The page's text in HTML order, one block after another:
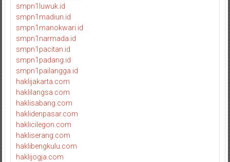
smpn1luwuk.id
smpn1madiun.id
smpn1manokwari.id
smpn1narmada.id
smpn1pacitan.id
smpn1padang.id
smpn1pailangga.id
haklijakarta.com
haklilangsa.com
haklisabang.com
haklidenpasar.com
haklicilegon.com
hakliserang.com
haklibengkulu.com
haklijogja.com